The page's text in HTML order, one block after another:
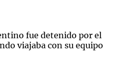
fue detenido por el
viajaba con su equipo